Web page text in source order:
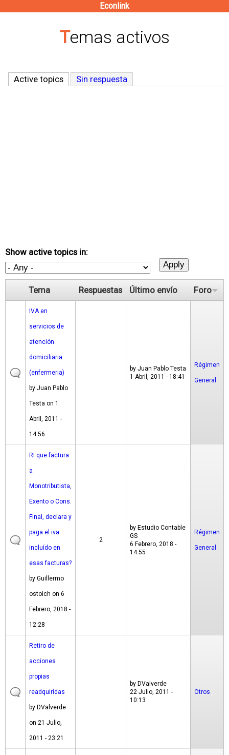
contenido
Econlink
Temas activos
Active topics (solapa activa)
Sin respuesta
Show active topics in:
Tema Respuestas Último envío Foro
IVA en
servicios de
atención
domiciliaria
(enfermeria)
by Juan Pablo
Testa on 1
Abril, 2011 -
14:56
by Juan Pablo Testa
1 Abril, 2011 - 18:41
Régimen
General
RI que factura
a
Monotributista,
Exento o Cons.
Final, declara y
paga el iva
incluído en
esas facturas?
by Guillermo
ostoich on 6
Febrero, 2018 -
12:28
2
by Estudio Contable
GS
6 Febrero, 2018 -
14:55
Régimen
General
Retiro de
acciones
propias
readquiridas
by DValverde
on 21 Julio,
2011 - 23:21
by DValverde
22 Julio, 2011 -
10:13
Otros